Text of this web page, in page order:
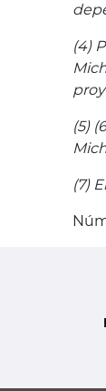
(4)
(5)
(7)